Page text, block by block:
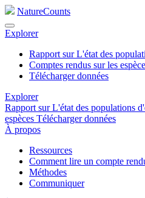
NatureCounts
Explorer
Rapport sur L'état des
Comptes rendus sur les
Télécharger données
Explorer
Rapport sur L'état des populations
espèces Télécharger données
À propos
Ressources
Comment lire un compte
Méthodes
Communiquer